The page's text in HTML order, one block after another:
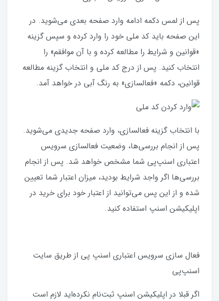
پس از لمس دکمه ادامه وارد صفحه بعدی می‌شوید. در
این صفحه باید کد ملی خود را وارد کرده و سپس گزینه
«قوانین و شرایط را مطالعه کرده و با آن موافقم» را
انتخاب کنید. پس از درج کد ملی و انتخاب گزینه مطالعه
قوانین، دکمه «فعالسازی» به رنگ آبی در خواهد آمد.
با انتخاب گزینه فعالسازی، وارد صفحه جدیدی می‌شوید.
پس از انجام بررسی‌ها، وضعیت فعالسازی سرویس
اعتباری اسنپ‌پی شما مشخص خواهد شد. پس از انجام
بررسی‌ها اگر واجد شرایط بودید، میزان اعتبار شما تعیین
شده و از این پس می‌توانید از اعتبار خود برای خرید در
اپلیکیشن اسنپ استفاده کنید.
فعال سازی سرویس اعتباری اسنپ پی از طریق سایت
اسنپ‌پی
اگر قبلا در اپلیکیشن اسنپ ثبت‌نام نکرده‌اید لازم است